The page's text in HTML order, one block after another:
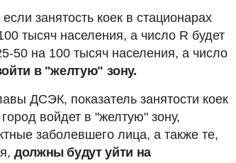
занятость коек в стационарах
тысяч населения, а число R будет
50 на 100 тысяч населения, а число
в "желтую" зону.
ДСЭК, показатель занятости коек
войдет в "желтую" зону,
заболевшего лица, а также те,
должны будут уйти на